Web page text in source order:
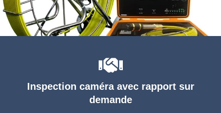
Inspection caméra avec rapport sur
demande